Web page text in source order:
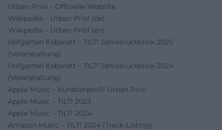
Urban Priol – Offizielle Website
Wikipedia – Urban Priol (de)
Wikipedia – Urban Priol (en)
Hofgarten Kabarett – TILT! Jahresrückblick 2025
(Veranstaltung)
Hofgarten Kabarett – TILT! Jahresrückblick 2024
(Veranstaltung)
Apple Music – Künstlerprofil Urban Priol
Apple Music – TILT! 2023
Apple Music – TILT! 2024
Amazon Music – TILT! 2024 (Track-Listing)